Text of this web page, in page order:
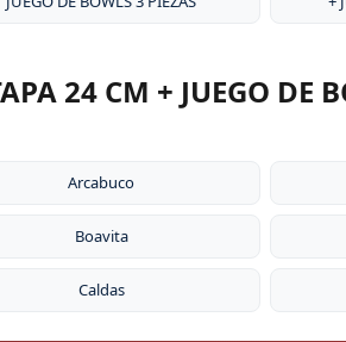
24 CM + JUEGO DE
Arcabuco
Boavita
Caldas